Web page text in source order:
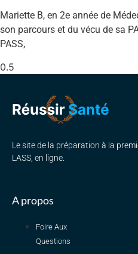
Mariette B, en 2e année de
son parcours et du vécu de sa
PASS,
Le site de la préparation à la
LASS, en ligne.
A propos
Foire Aux
Questions